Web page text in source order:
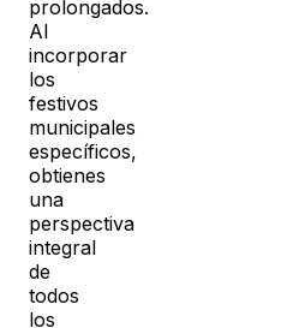
prolongados.
Al
incorporar
los
festivos
municipales
específicos,
obtienes
una
perspectiva
integral
de
todos
los